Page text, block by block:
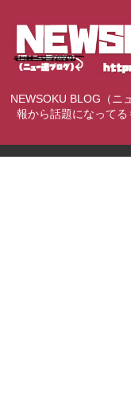
NEWSOKU BLOG（ニ
報から話題になって